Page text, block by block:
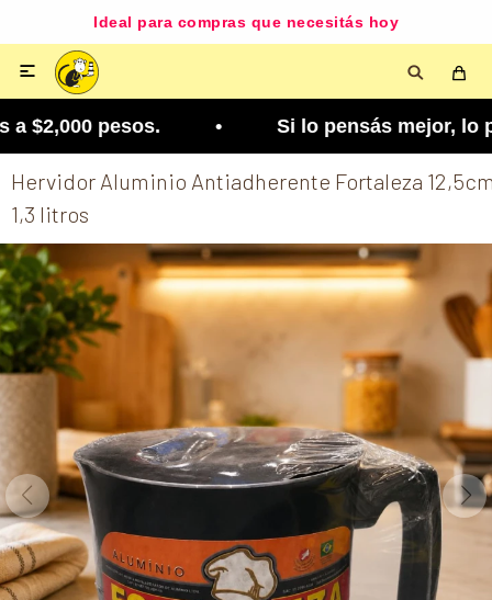
Ideal para compras que necesitás hoy

a $2,000 pesos. • Si lo pensás mejor, lo
Hervidor Aluminio Antiadherente Fortaleza
1,3 litros